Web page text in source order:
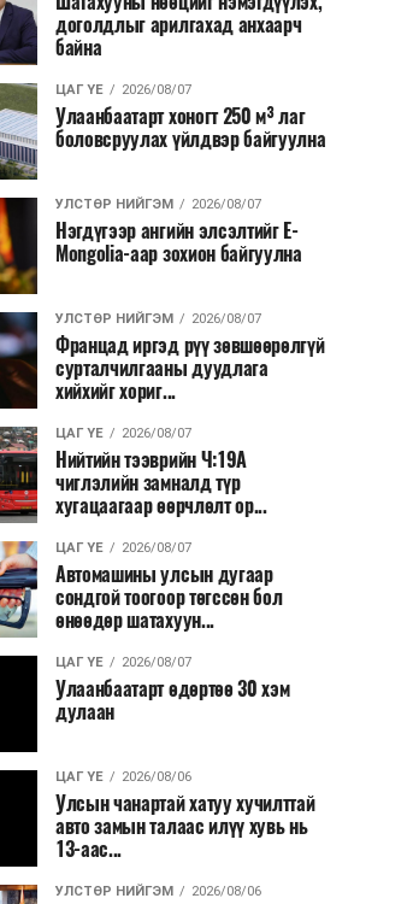
доголдлыг арилгахад анхаарч
байна
ЦАГ ҮЕ 2026/08/07
Улаанбаатарт хоногт 250 м³ лаг
боловсруулах үйлдвэр байгуулна
УЛСТӨР НИЙГЭМ 2026/08/07
Нэгдүгээр ангийн элсэлтийг E-
Mongolia-аар зохион байгуулна
УЛСТӨР НИЙГЭМ 2026/08/07
Францад иргэд рүү зөвшөөрөлгүй
сурталчилгааны дуудлага
хийхийг хориг...
ЦАГ ҮЕ 2026/08/07
Нийтийн тээврийн Ч:19А
чиглэлийн замналд түр
хугацаагаар өөрчлөлт ор...
ЦАГ ҮЕ 2026/08/07
Автомашины улсын дугаар
сондгой тоогоор төгссөн бол
өнөөдөр шатахуун...
ЦАГ ҮЕ 2026/08/07
Улаанбаатарт өдөртөө 30 хэм
дулаан
ЦАГ ҮЕ 2026/08/06
Улсын чанартай хатуу хучилттай
авто замын талаас илүү хувь нь
13-аас...
УЛСТӨР НИЙГЭМ 2026/08/06